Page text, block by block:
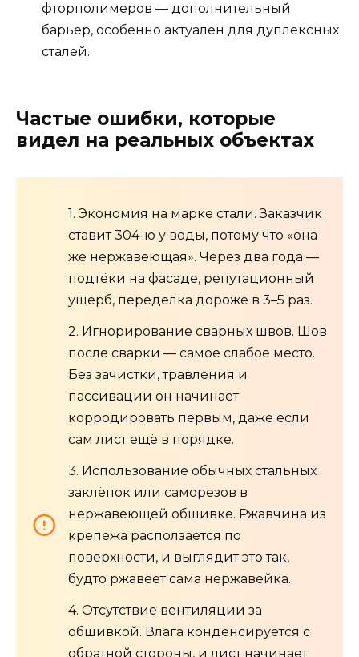
фторполимеров — дополнительный
барьер, особенно актуален для дуплексных
сталей.
Частые ошибки, которые
видел на реальных объектах
1. Экономия на марке стали. Заказчик
ставит 304-ю у воды, потому что «она
же нержавеющая». Через два года —
подтёки на фасаде, репутационный
ущерб, переделка дороже в 3–5 раз.
2. Игнорирование сварных швов. Шов
после сварки — самое слабое место.
Без зачистки, травления и
пассивации он начинает
корродировать первым, даже если
сам лист ещё в порядке.
3. Использование обычных стальных
заклёпок или саморезов в
нержавеющей обшивке. Ржавчина из
крепежа расползается по
поверхности, и выглядит это так,
будто ржавеет сама нержавейка.
4. Отсутствие вентиляции за
обшивкой. Влага конденсируется с
обратной стороны, и лист начинает